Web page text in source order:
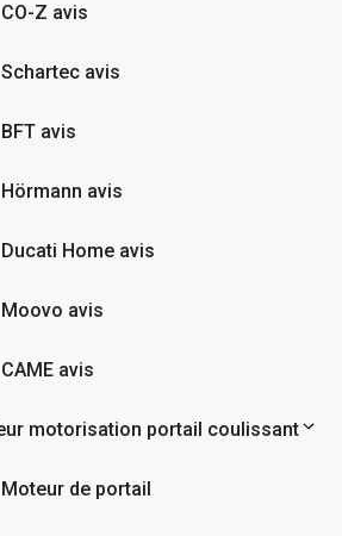
CO-Z avis
Schartec avis
BFT avis
Hörmann avis
Ducati Home avis
Moovo avis
CAME avis
motorisation portail coulissant
Moteur de portail